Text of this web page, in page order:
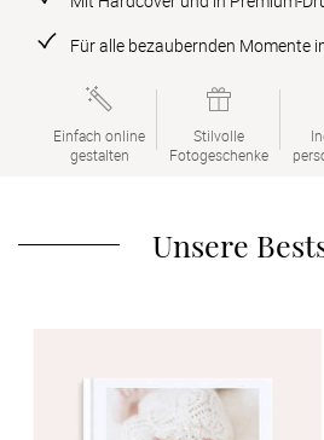
Für alle bezaubernden Momente
Einfach online
gestalten
Stilvolle
Fotogeschenke
Unsere